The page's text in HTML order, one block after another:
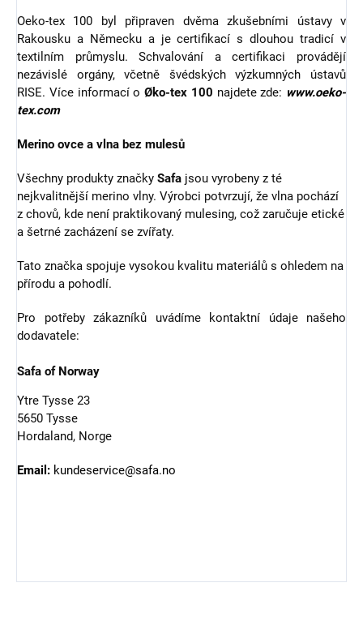
Oeko-tex 100 byl připraven dvěma zkušebními ústavy v
Rakousku a Německu a je certifikací s dlouhou tradicí v
textilním průmyslu. Schvalování a certifikaci provádějí
nezávislé orgány, včetně švédských výzkumných ústavů
RISE. Více informací o Øko-tex 100 najdete zde: www.oeko-
tex.com
Merino ovce a vlna bez mulesů
Všechny produkty značky Safa jsou vyrobeny z té
nejkvalitnější merino vlny. Výrobci potvrzují, že vlna pochází
z chovů, kde není praktikovaný mulesing, což zaručuje etické
a šetrné zacházení se zvířaty.
Tato značka spojuje vysokou kvalitu materiálů s ohledem na
přírodu a pohodlí.
Pro potřeby zákazníků uvádíme kontaktní údaje našeho
dodavatele:
Safa of Norway
Ytre Tysse 23
5650 Tysse
Hordaland, Norge
Email: kundeservice@safa.no